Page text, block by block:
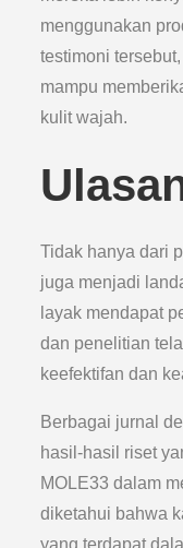
menggunakan
testimoni
mampu
kulit wajah.
Tidak hanya dari
juga menjadi
layak mendapat
dan penelitian
keefektifan dan
Berbagai jurnal
hasil-hasil riset
MOLE33 dalam
diketahui bahwa
yang terdapat